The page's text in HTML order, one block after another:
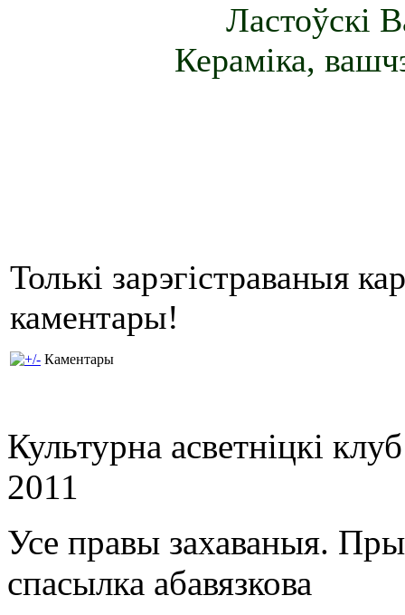
Ластоўскі
Керамiка,
Толькі зарэгістраваныя
каментары!
Каментары
Культурна асветнiцкi
2011
Усе правы захаваныя.
спасылка абавязкова